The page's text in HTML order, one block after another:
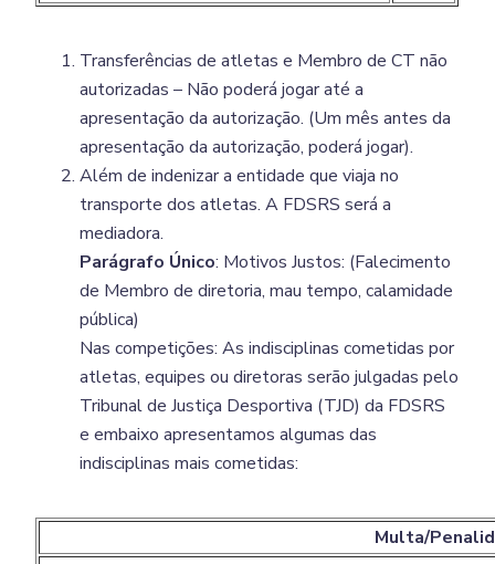
Transferências de atletas e Membro de CT não
autorizadas – Não poderá jogar até a
apresentação da autorização. (Um mês antes da
apresentação da autorização, poderá jogar).
Além de indenizar a entidade que viaja no
transporte dos atletas. A FDSRS será a
mediadora.
Parágrafo Único: Motivos Justos: (Falecimento
de Membro de diretoria, mau tempo, calamidade
pública)
Nas competições: As indisciplinas cometidas por
atletas, equipes ou diretoras serão julgadas pelo
Tribunal de Justiça Desportiva (TJD) da FDSRS
e embaixo apresentamos algumas das
indisciplinas mais cometidas:
Multa/